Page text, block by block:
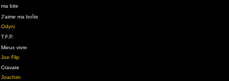
ma bite
J'aime ma boîte
Odyni
T.F.P.
Mieux vivre
Joe Flip
Cravate
Joachim